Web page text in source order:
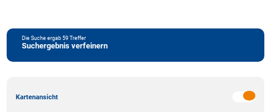
Die Suche ergab59Treffer
Suchergebnis verfeinern
Kartenansicht